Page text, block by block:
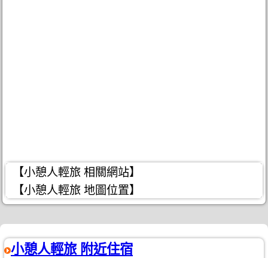
【小憩人輕旅 相關網站】
【小憩人輕旅 地圖位置】
小憩人輕旅 附近住宿